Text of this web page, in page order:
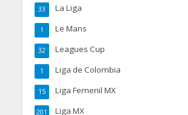
La Liga
33
Le Mans
1
Leagues Cup
32
Liga de Colombia
1
Liga Femenil MX
15
Liga MX
201